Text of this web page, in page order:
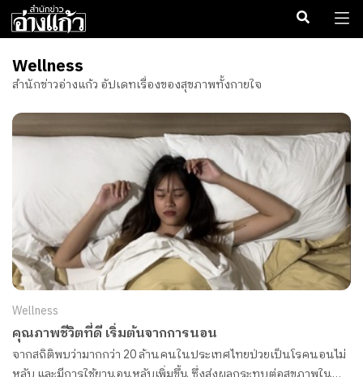
Wellness
สำนักข่าวอ่างแก้ว อัปเดทเรื่องของสุขภาพทั้งกายใจ
Wellness
คุณภาพชีวิตที่ดี เริ่มต้นจากการนอน
จากสถิติพบว่ามากกว่า 20 ล้านคนในประเทศไทยป่วยเป็นโรคนอนไม่